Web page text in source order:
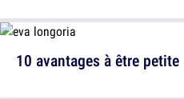
10 avantages à être petite